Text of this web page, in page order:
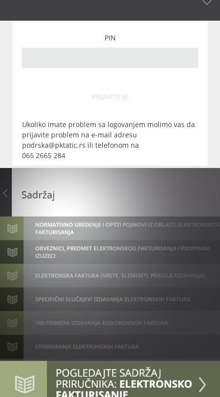
PIN
PRIJAVITE SE
Ukoliko imate problem sa logovanjem molimo vas da
prijavite problem na e-mail adresu
podrska@pktatic.rs ili telefonom na
065 2665 284